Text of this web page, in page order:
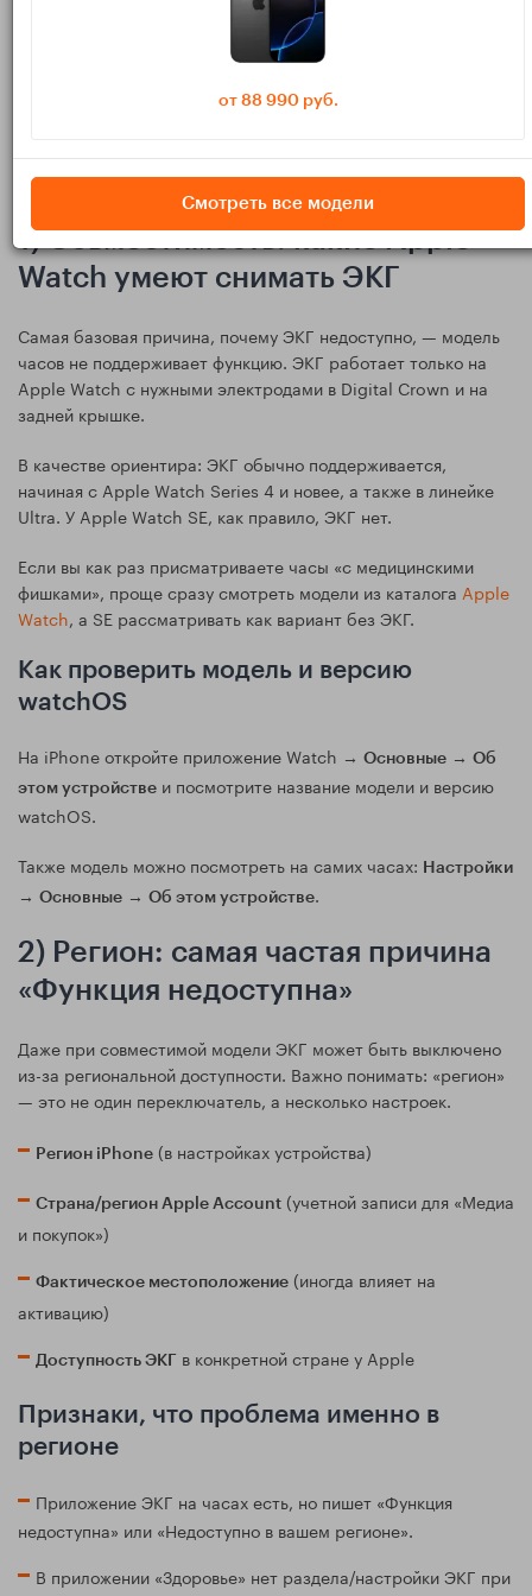
1) Совместимость: какие Apple
Watch умеют снимать ЭКГ
Самая базовая причина, почему ЭКГ недоступно, — модель
часов не поддерживает функцию. ЭКГ работает только на
Apple Watch с нужными электродами в Digital Crown и на
задней крышке.
В качестве ориентира: ЭКГ обычно поддерживается,
начиная с Apple Watch Series 4 и новее, а также в линейке
Ultra. У Apple Watch SE, как правило, ЭКГ нет.
Если вы как раз присматриваете часы «с медицинскими
фишками», проще сразу смотреть модели из каталога Apple
Watch, а SE рассматривать как вариант без ЭКГ.
Как проверить модель и версию
watchOS
На iPhone откройте приложение Watch → Основные → Об
этом устройстве и посмотрите название модели и версию
watchOS.
Также модель можно посмотреть на самих часах: Настройки
→ Основные → Об этом устройстве.
2) Регион: самая частая причина
«Функция недоступна»
Даже при совместимой модели ЭКГ может быть выключено
из-за региональной доступности. Важно понимать: «регион»
— это не один переключатель, а несколько настроек.
Регион iPhone (в настройках устройства)
Страна/регион Apple Account (учетной записи для «Медиа
и покупок»)
Фактическое местоположение (иногда влияет на
активацию)
Доступность ЭКГ в конкретной стране у Apple
Признаки, что проблема именно в
регионе
Приложение ЭКГ на часах есть, но пишет «Функция
недоступна» или «Недоступно в вашем регионе».
В приложении «Здоровье» нет раздела/настройки ЭКГ при
от 88 990 руб.
Смотреть все модели